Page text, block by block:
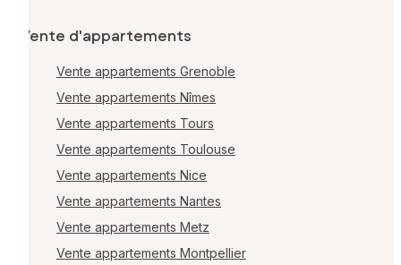
Vente d'appartements
Vente appartements Grenoble
Vente appartements Nîmes
Vente appartements Tours
Vente appartements Toulouse
Vente appartements Nice
Vente appartements Nantes
Vente appartements Metz
Vente appartements Montpellier